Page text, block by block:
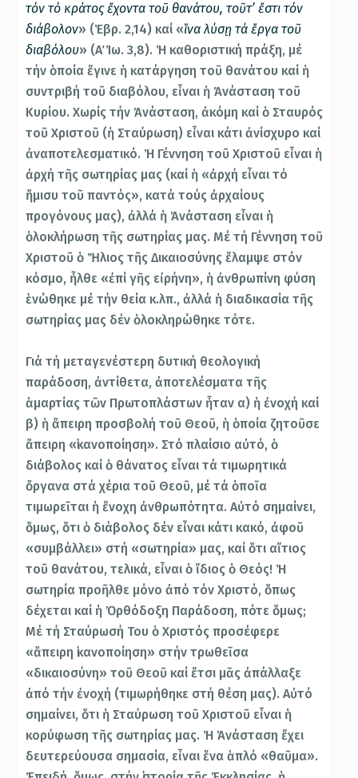
τόν τό κράτος ἔχοντα τοῦ θανάτου, τοῦτ’ ἔστι τόν
διάβολον» (Ἑβρ. 2,14) καί «ἵνα λύσῃ τά ἔργα τοῦ
διαβόλου» (Α΄ Ἰω. 3,8). Ἡ καθοριστική πράξη, μέ
τήν ὁποία ἔγινε ἡ κατάργηση τοῦ θανάτου καί ἡ
συντριβή τοῦ διαβόλου, εἶναι ἡ Ἀνάσταση τοῦ
Κυρίου. Χωρίς τήν Ἀνάσταση, ἀκόμη καί ὁ Σταυρός
τοῦ Χριστοῦ (ἡ Σταύρωση) εἶναι κάτι ἀνίσχυρο καί
ἀναποτελεσματικό. Ἡ Γέννηση τοῦ Χριστοῦ εἶναι ἡ
ἀρχή τῆς σωτηρίας μας (καί ἡ «ἀρχή εἶναι τό
ἥμισυ τοῦ παντός», κατά τούς ἀρχαίους
προγόνους μας), ἀλλά ἡ Ἀνάσταση εἶναι ἡ
ὁλοκλήρωση τῆς σωτηρίας μας. Μέ τή Γέννηση τοῦ
Χριστοῦ ὁ Ἥλιος τῆς Δικαιοσύνης ἔλαμψε στόν
κόσμο, ἦλθε «ἐπί γῆς εἰρήνη», ἡ ἀνθρωπίνη φύση
ἑνώθηκε μέ τήν θεία κ.λπ., ἀλλά ἡ διαδικασία τῆς
σωτηρίας μας δέν ὁλοκληρώθηκε τότε.
Γιά τή μεταγενέστερη δυτική θεολογική
παράδοση, ἀντίθετα, ἀποτελέσματα τῆς
ἁμαρτίας τῶν Πρωτοπλάστων ἦταν α) ἡ ἐνοχή καί
β) ἡ ἄπειρη προσβολή τοῦ Θεοῦ, ἡ ὁποία ζητοῦσε
ἄπειρη «ἱκανοποίηση». Στό πλαίσιο αὐτό, ὁ
διάβολος καί ὁ θάνατος εἶναι τά τιμωρητικά
ὄργανα στά χέρια τοῦ Θεοῦ, μέ τά ὁποῖα
τιμωρεῖται ἡ ἔνοχη ἀνθρωπότητα. Αὐτό σημαίνει,
ὅμως, ὅτι ὁ διάβολος δέν εἶναι κάτι κακό, ἀφοῦ
«συμβάλλει» στή «σωτηρία» μας, καί ὅτι αἴτιος
τοῦ θανάτου, τελικά, εἶναι ὁ ἴδιος ὁ Θεός! Ἡ
σωτηρία προῆλθε μόνο ἀπό τόν Χριστό, ὅπως
δέχεται καί ἡ Ὀρθόδοξη Παράδοση, πότε ὅμως;
Μέ τή Σταύρωσή Του ὁ Χριστός προσέφερε
«ἄπειρη ἱκανοποίηση» στήν τρωθεῖσα
«δικαιοσύνη» τοῦ Θεοῦ καί ἔτσι μᾶς ἀπάλλαξε
ἀπό τήν ἐνοχή (τιμωρήθηκε στή θέση μας). Αὐτό
σημαίνει, ὅτι ἡ Σταύρωση τοῦ Χριστοῦ εἶναι ἡ
κορύφωση τῆς σωτηρίας μας. Ἡ Ἀνάσταση ἔχει
δευτερεύουσα σημασία, εἶναι ἕνα ἁπλό «θαῦμα».